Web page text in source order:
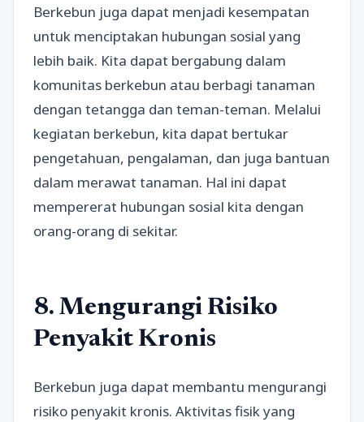
Berkebun juga dapat menjadi kesempatan
untuk menciptakan hubungan sosial yang
lebih baik. Kita dapat bergabung dalam
komunitas berkebun atau berbagi tanaman
dengan tetangga dan teman-teman. Melalui
kegiatan berkebun, kita dapat bertukar
pengetahuan, pengalaman, dan juga bantuan
dalam merawat tanaman. Hal ini dapat
mempererat hubungan sosial kita dengan
orang-orang di sekitar.
8. Mengurangi Risiko
Penyakit Kronis
Berkebun juga dapat membantu mengurangi
risiko penyakit kronis. Aktivitas fisik yang